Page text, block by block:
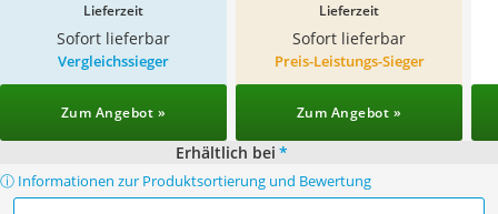
Lieferzeit
Sofort lieferbar
Lieferzeit
Sofort lieferbar
Vergleichssieger
Zum Angebot »
Preis-Leistungs-Sieger
Zum Angebot »
Erhältlich bei *
ⓘ Informationen zur Produktsortierung und Bewertung